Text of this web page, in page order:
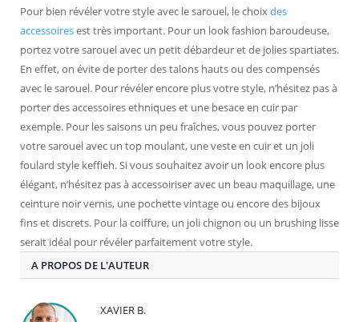
Pour bien révéler votre style avec le sarouel, le choixdes
accessoiresest très important. Pour un look fashion baroudeuse,
portez votre sarouel avec un petit débardeur et de jolies spartiates.
En effet, on évite de porter des talons hauts ou des compensés
avec le sarouel. Pour révéler encore plus votre style, n’hésitez pas à
porter des accessoires ethniques et une besace en cuir par
exemple. Pour les saisons un peu fraîches, vous pouvez porter
votre sarouel avec un top moulant, une veste en cuir et un joli
foulard style keffieh. Si vous souhaitez avoir un look encore plus
élégant, n’hésitez pas à accessoiriser avec un beau maquillage, une
ceinture noir vernis, une pochette vintage ou encore des bijoux
fins et discrets. Pour la coiffure, un joli chignon ou un brushing lisse
serait idéal pour révéler parfaitement votre style.
A PROPOS DE L'AUTEUR
XAVIER B.